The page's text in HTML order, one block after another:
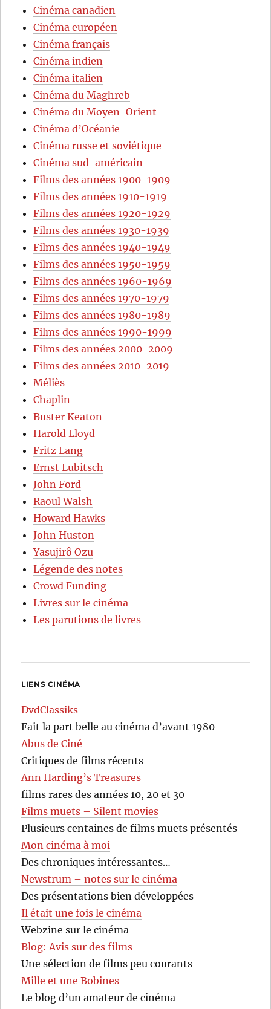
Cinéma canadien
Cinéma européen
Cinéma français
Cinéma indien
Cinéma italien
Cinéma du Maghreb
Cinéma du Moyen-Orient
Cinéma d’Océanie
Cinéma russe et soviétique
Cinéma sud-américain
Films des années 1900-1909
Films des années 1910-1919
Films des années 1920-1929
Films des années 1930-1939
Films des années 1940-1949
Films des années 1950-1959
Films des années 1960-1969
Films des années 1970-1979
Films des années 1980-1989
Films des années 1990-1999
Films des années 2000-2009
Films des années 2010-2019
Méliès
Chaplin
Buster Keaton
Harold Lloyd
Fritz Lang
Ernst Lubitsch
John Ford
Raoul Walsh
Howard Hawks
John Huston
Yasujirô Ozu
Légende des notes
Crowd Funding
Livres sur le cinéma
Les parutions de livres
LIENS CINÉMA
DvdClassiks
Fait la part belle au cinéma d’avant 1980
Abus de Ciné
Critiques de films récents
Ann Harding’s Treasures
films rares des années 10, 20 et 30
Films muets – Silent movies
Plusieurs centaines de films muets présentés
Mon cinéma à moi
Des chroniques intéressantes…
Newstrum – notes sur le cinéma
Des présentations bien développées
Il était une fois le cinéma
Webzine sur le cinéma
Blog: Avis sur des films
Une sélection de films peu courants
Mille et une Bobines
Le blog d’un amateur de cinéma